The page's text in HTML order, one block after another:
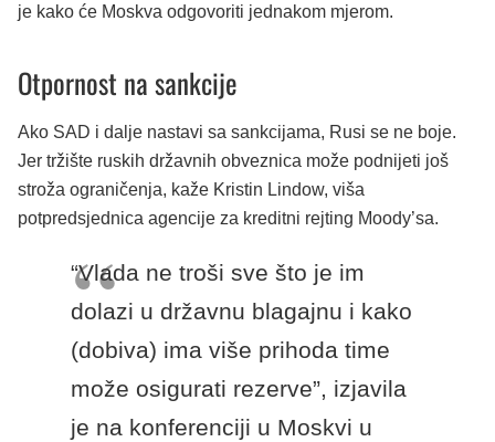
je kako će Moskva odgovoriti jednakom mjerom.
Otpornost na sankcije
Ako SAD i dalje nastavi sa sankcijama, Rusi se ne boje.
Jer tržište ruskih državnih obveznica može podnijeti još
stroža ograničenja, kaže Kristin Lindow, viša
potpredsjednica agencije za kreditni rejting Moody’sa.
“Vlada ne troši sve što je im
dolazi u državnu blagajnu i kako
(dobiva) ima više prihoda time
može osigurati rezerve”, izjavila
je na konferenciji u Moskvi u